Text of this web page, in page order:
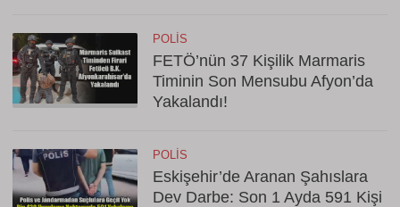
POLIS
FETÖ’nün 37 Kişilik Marmaris
Timinin Son Mensubu Afyon’da
Yakalandı!
POLIS
Eskişehir’de Aranan Şahıslara
Dev Darbe: Son 1 Ayda 591 Kişi